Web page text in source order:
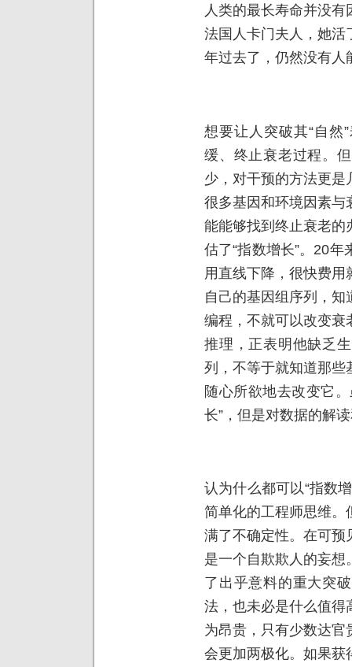
人类的最长寿命并没
法国人卡门夫人，她活
年过去了，仍然没有人
想要让人突破其“自然
缓、终止衰老过程。
少，对干预的方法更
很多基因和环境因素与
能能够找到终止衰老的
估了“指数增长”。20
用直线下降，很快费
自己的基因组序列，
编程，不就可以改变衰
推理，正表明他缺乏
列，不等于就知道那些
随心所欲地去改变它
长”，但是对数据的解
认为什么都可以“指数
简单化的工程师思维。
满了不确定性。在可预
是一个自欺欺人的妄
了出乎意料的重大突
法，也未必是什么值得
为昂贵，只有少数达
会更加两极化。如果获